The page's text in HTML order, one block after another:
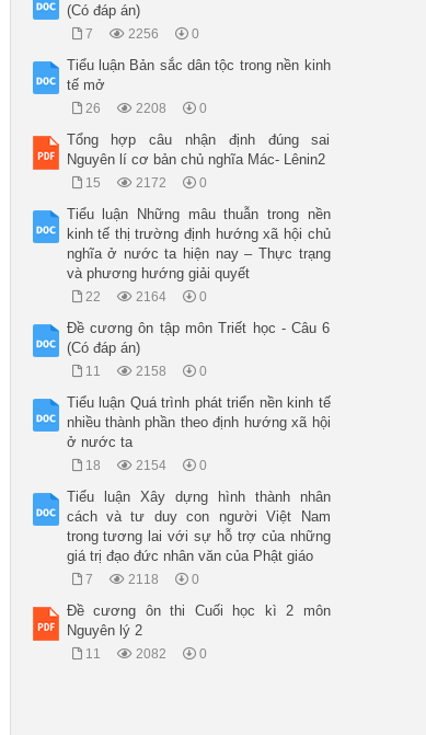
(Có đáp án)
7 2256 0
Tiểu luận Bản sắc dân tộc trong nền kinh
tế mở
26 2208 0
Tổng hợp câu nhận định đúng sai
Nguyên lí cơ bản chủ nghĩa Mác- Lênin2
15 2172 0
Tiểu luận Những mâu thuẫn trong nền
kinh tế thị trường định hướng xã hội chủ
nghĩa ở nước ta hiện nay – Thực trạng
và phương hướng giải quyết
22 2164 0
Đề cương ôn tập môn Triết học - Câu 6
(Có đáp án)
11 2158 0
Tiểu luận Quá trình phát triển nền kinh tế
nhiều thành phần theo định hướng xã hội
ở nước ta
18 2154 0
Tiểu luận Xây dựng hình thành nhân
cách và tư duy con người Việt Nam
trong tương lai với sự hỗ trợ của những
giá trị đạo đức nhân văn của Phật giáo
7 2118 0
Đề cương ôn thi Cuối học kì 2 môn
Nguyên lý 2
11 2082 0